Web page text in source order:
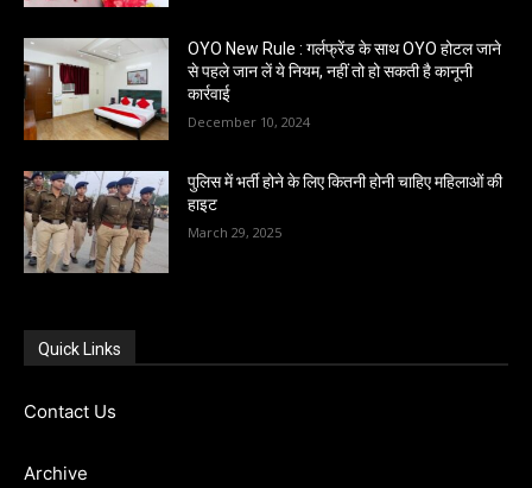
OYO New Rule : गर्लफ्रेंड के साथ OYO होटल जाने
से पहले जान लें ये नियम, नहीं तो हो सकती है कानूनी
कार्रवाई
December 10, 2024
पुलिस में भर्ती होने के लिए कितनी होनी चाहिए महिलाओं की
हाइट
March 29, 2025
Quick Links
Contact Us
Archive